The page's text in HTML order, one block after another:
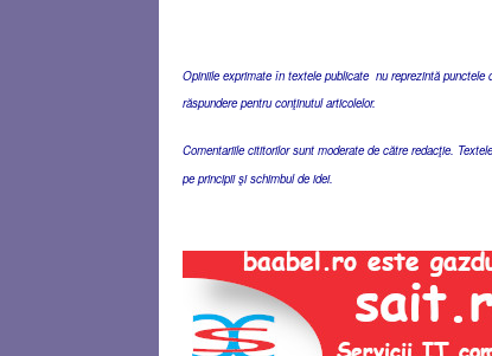
Opiniile exprimate în textele publicate nu reprezintă punctele
răspundere pentru conţinutul articolelor.
Comentariile cititorilor sunt moderate de către redacţie.
pe principii şi schimbul de idei.